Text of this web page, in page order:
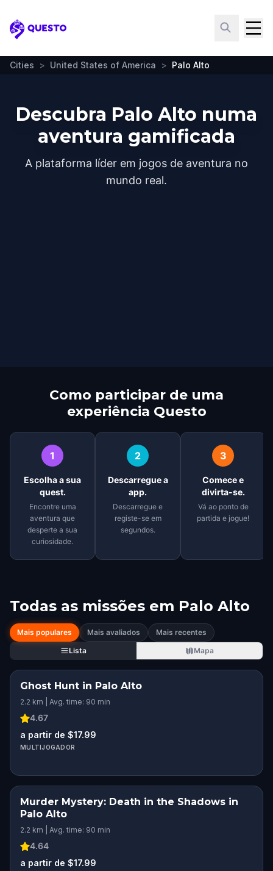
Questo
Cities > United States of America > Palo Alto
Descubra Palo Alto numa
aventura gamificada
A plataforma líder em jogos de aventura no
mundo real.
Como participar de uma
experiência Questo
1
Escolha a sua
quest.
Encontre uma
aventura que
desperte a sua
curiosidade.
2
Descarregue a
app.
Descarregue e
registe-se em
segundos.
3
Comece e
divirta-se.
Vá ao ponto de
partida e jogue!
Todas as missões em Palo Alto
Mais populares Mais avaliados
Mais recentes
Lista
Mapa
Ghost Hunt in Palo Alto
2.2 km | Avg. time: 90 min
4.67
a partir de $17.99
MULTIJOGADOR
Murder Mystery: Death in the Shadows in
Palo Alto
2.2 km | Avg. time: 90 min
4.64
a partir de $17.99